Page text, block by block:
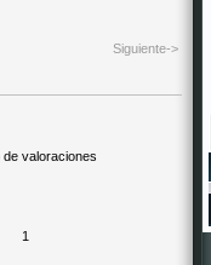
Siguiente->
de valoraciones
1